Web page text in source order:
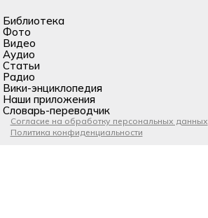
Библиотека
Фото
Видео
Аудио
Статьи
Радио
Вики-энциклопедия
Наши приложения
Словарь-переводчик
Согласие на обработку персональных данных
Политика конфиденциальности